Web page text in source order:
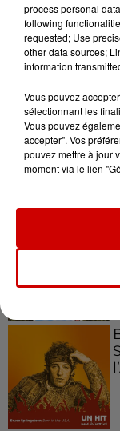
Podcasts
process personal
following
requested; Use
other data sources;
information
Vous pouvez
sélectionnant les
Vous pouvez
accepter". Vos
pouvez mettre à jour
moment via le lien